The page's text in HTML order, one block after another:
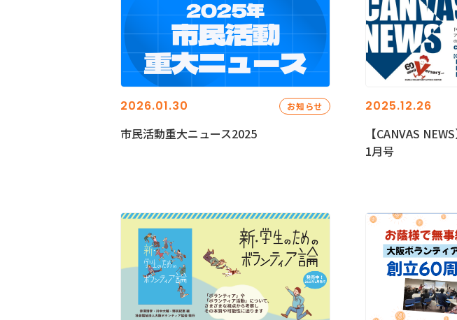
2026.01.30 お知らせ
市民活動重大ニュース2025
2025.12.26
【CANVAS
1月号